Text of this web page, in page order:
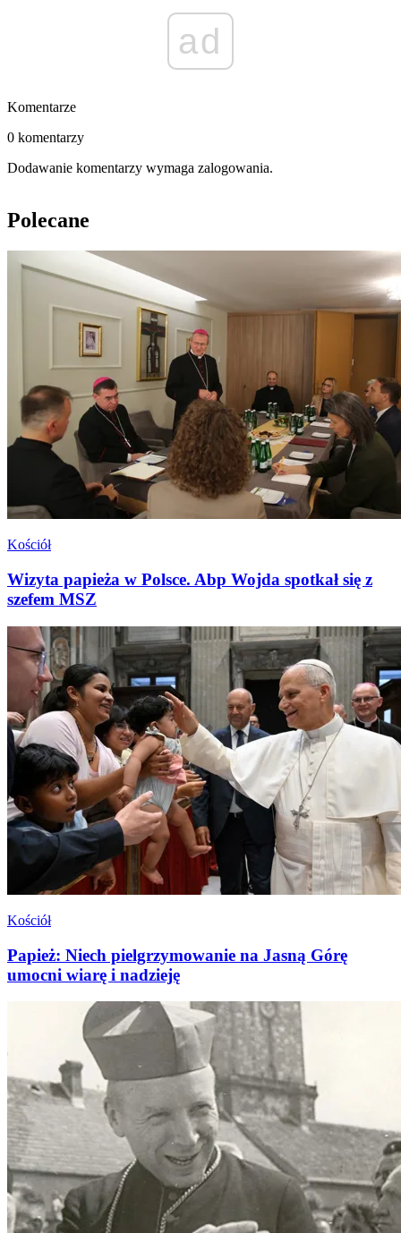
ad
Komentarze
0 komentarzy
Dodawanie komentarzy wymaga zalogowania.
Polecane
Kościół
Wizyta papieża w Polsce. Abp Wojda spotkał się z
szefem MSZ
Kościół
Papież: Niech pielgrzymowanie na Jasną Górę
umocni wiarę i nadzieję